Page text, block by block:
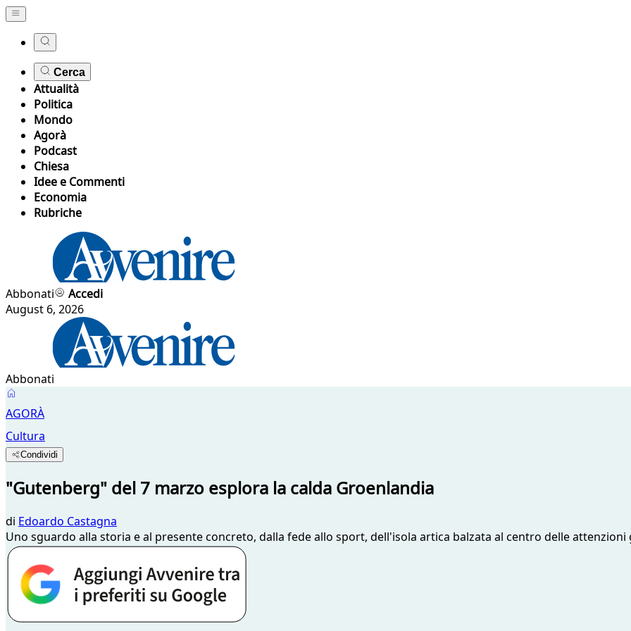
Cerca
Attualità
Politica
Mondo
Agorà
Podcast
Chiesa
Idee e Commenti
Economia
Rubriche
Abbonati
Accedi
August 6, 2026
Abbonati
AGORÀ
Cultura
Condividi
"Gutenberg" del 7 marzo esplora la calda Groenlandia
di Edoardo Castagna
Uno sguardo alla storia e al presente concreto, dalla fede allo sport, dell'isola artica balzata al centro delle